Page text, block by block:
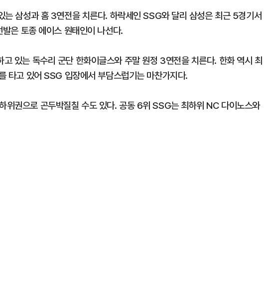
는 삼성과 홈 3연전을 치른다. 하락세인 SSG와 달리 삼성은 최근 5경기서
은 토종 에이스 원태인이 나선다.
있는 독수리 군단 한화이글스와 주말 원정 3연전을 치른다. 한화 역시 최
고 있어 SSG 입장에서 부담스럽기는 마찬가지다.
위권으로 곤두박질칠 수도 있다. 공동 6위 SSG는 최하위 NC 다이노스와